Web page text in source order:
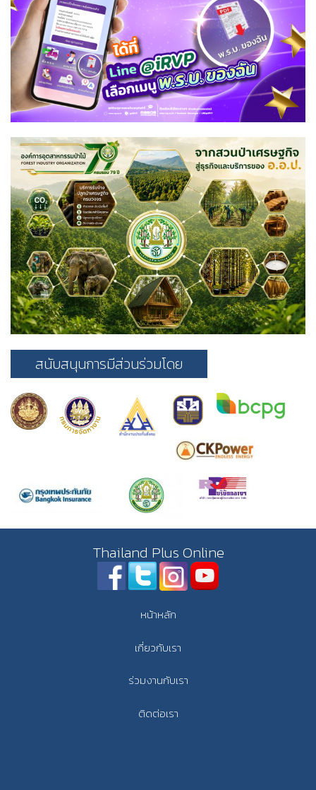
สนับสนุนการมีส่วนร่วมโดย
Thailand Plus Online
หน้าหลัก
เกี่ยวกับเรา
ร่วมงานกับเรา
ติดต่อเรา